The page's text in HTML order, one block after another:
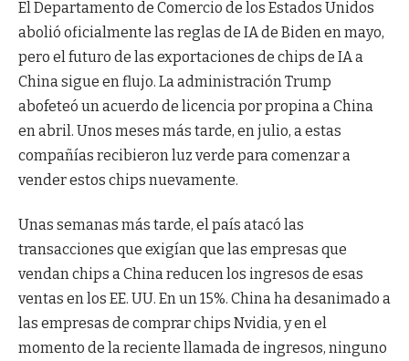
El Departamento de Comercio de los Estados Unidos
abolió oficialmente las reglas de IA de Biden en mayo,
pero el futuro de las exportaciones de chips de IA a
China sigue en flujo. La administración Trump
abofeteó un acuerdo de licencia por propina a China
en abril. Unos meses más tarde, en julio, a estas
compañías recibieron luz verde para comenzar a
vender estos chips nuevamente.
Unas semanas más tarde, el país atacó las
transacciones que exigían que las empresas que
vendan chips a China reducen los ingresos de esas
ventas en los EE. UU. En un 15%. China ha desanimado a
las empresas de comprar chips Nvidia, y en el
momento de la reciente llamada de ingresos, ninguno